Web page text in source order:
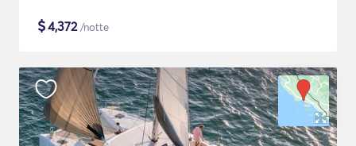
$4,372/notte